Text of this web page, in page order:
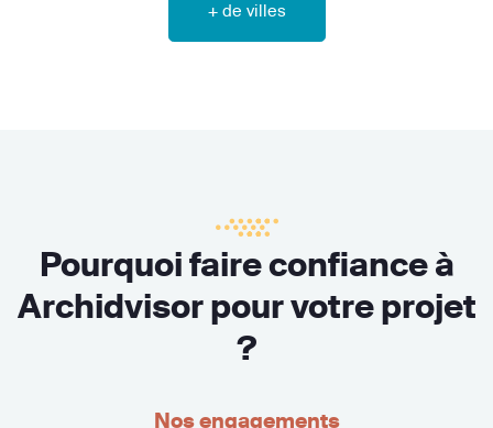
+ de villes
Pourquoi faire confiance à
Archidvisor pour votre projet
?
Nos engagements